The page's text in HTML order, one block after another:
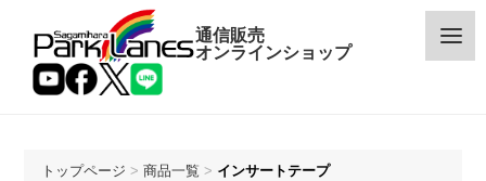
通信販売
オンラインショップ
トップページ > 商品一覧 > インサートテープ